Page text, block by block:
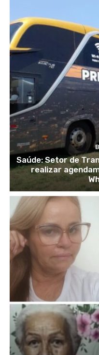
Saúde: Setor de
realizar